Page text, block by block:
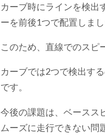
カーブ時にラインを検出
ーを前後1つで配置しまし
このため、直線でのスピ
カーブでは2つで検出す
です。
今後の課題は、ベースス
ムーズに走行できない問